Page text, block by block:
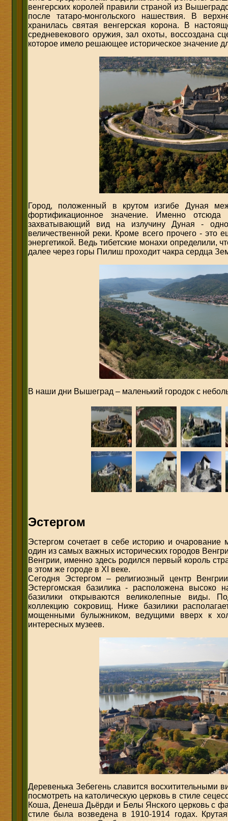
венгерских королей правили страной из
после татаро-монгольского нашествия. В
хранилась святая венгерская корона. В
средневекового оружия, зал охоты, воссоздана
которое имело решающее историческое значение
Город, положенный в крутом изгибе Дуная
фортификационное значение. Именно отсюда
захватывающий вид на излучину Дуная -
величественной реки. Кроме всего прочего - это
энергетикой. Ведь тибетские монахи определили,
далее через горы Пилиш проходит чакра сердца
В наши дни Вышеград – маленький городок с
Эстергом
Эстергом сочетает в себе историю и очарование
один из самых важных исторических городов
Венгрии, именно здесь родился первый король
в этом же городе в XI веке.
Сегодня Эстергом – религиозный центр
Эстергомская базилика - расположена
базилики открываются великолепные виды.
коллекцию сокровищ. Ниже базилики
мощенными булыжником, ведущими вверх к
интересных музеев.
Деревенька Зебегень славится восхитительными
посмотреть на католическую церковь в стиле
Коша, Денеша Дьёрди и Белы Янского церковь с
стиле была возведена в 1910-1914 годах.